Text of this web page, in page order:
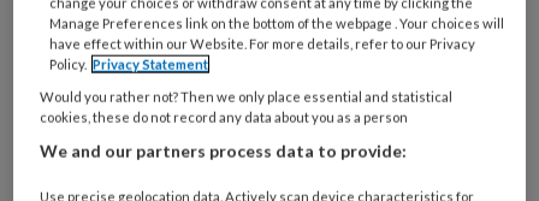
De werkdruk binnen de gezondheidszorg blijft
een belangrijk aandachtspunt, ook voor
Manage Preferences link on the bottom of the webpage . Your choices will
have effect within our Website. For more details, refer to our Privacy
Policy. Privacy Statement
Would you rather not? Then we only place essential and statistical
cookies, these do not record any data about you as a person
We and our partners process data to provide:
Use precise geolocation data. Actively scan device characteristics for